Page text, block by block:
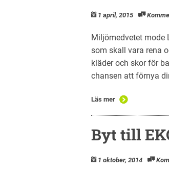
1 april, 2015
Miljömedvetet mode
som skall vara rena
kläder och skor för
chansen att förnya
Läs mer
Byt till
1 oktober, 2014